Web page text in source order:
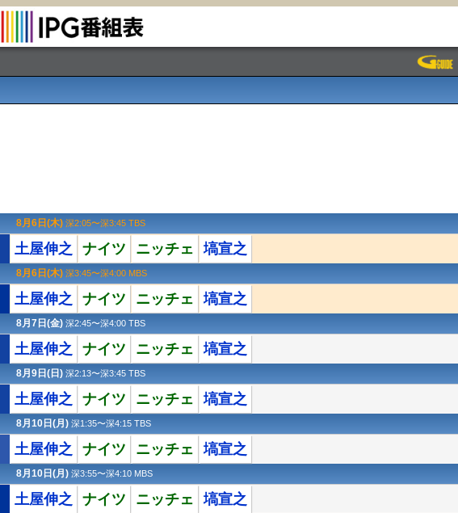
8月6日(木) 深2:05〜深3:45 TBS
土屋伸之 ナイツ ニッチェ 塙宣之
8月6日(木) 深3:45〜深4:00 MBS
土屋伸之 ナイツ ニッチェ 塙宣之
8月7日(金) 深2:45〜深4:00 TBS
土屋伸之 ナイツ ニッチェ 塙宣之
8月9日( 日 ) 深2:13〜深3:45 TBS
土屋伸之 ナイツ ニッチェ 塙宣之
8月10日(月) 深1:35〜深4:15 TBS
土屋伸之 ナイツ ニッチェ 塙宣之
8月10日(月) 深3:55〜深4:10 MBS
土屋伸之 ナイツ ニッチェ 塙宣之